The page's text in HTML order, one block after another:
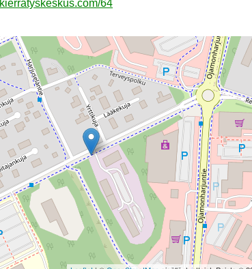
kierrätyskeskus.com/64